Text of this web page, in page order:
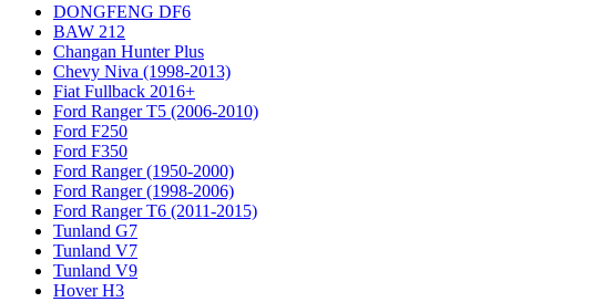
DONGFENG DF6
BAW 212
Changan Hunter Plus
Chevy Niva (1998-2013)
Fiat Fullback 2016+
Ford Ranger T5 (2006-2010)
Ford F250
Ford F350
Ford Ranger (1950-2000)
Ford Ranger (1998-2006)
Ford Ranger T6 (2011-2015)
Tunland G7
Tunland V7
Tunland V9
Hover H3